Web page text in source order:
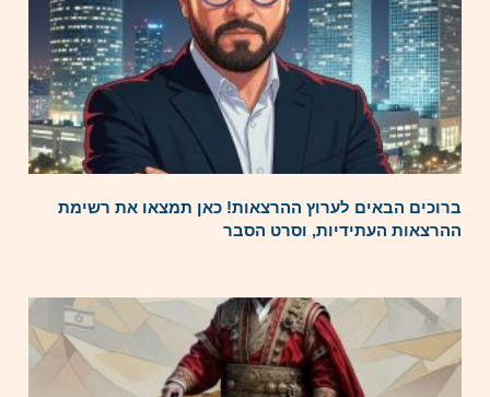
ברוכים הבאים לערוץ ההרצאות! כאן תמצאו את רשימת
ההרצאות העתידיות, וסרט הסבר